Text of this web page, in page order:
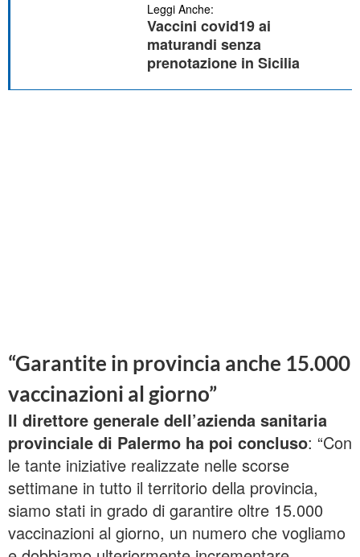
Leggi Anche:
Vaccini covid19 ai
maturandi senza
prenotazione in Sicilia
“Garantite in provincia anche 15.000
vaccinazioni al giorno”
Il direttore generale dell’azienda sanitaria
provinciale di Palermo ha poi concluso: “Con
le tante iniziative realizzate nelle scorse
settimane in tutto il territorio della provincia,
siamo stati in grado di garantire oltre 15.000
vaccinazioni al giorno, un numero che vogliamo